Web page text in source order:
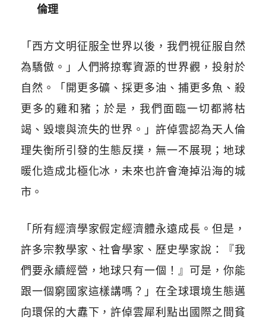
倫理
「西方文明征服全世界以後，我們視征服自然
為驕傲。」人們將掠奪資源的世界觀，投射於
自然。「開更多礦、採更多油、捕更多魚、殺
更多的雞和豬；於是，我們面臨一切都將枯
竭、毀壞與流失的世界。」許倬雲認為天人倫
理失衡所引發的生態反撲，無一不展現；地球
暖化造成北極化冰，未來也許會淹掉沿海的城
市。
「所有經濟學家假定經濟體永遠成長。但是，
許多宗教學家、社會學家、歷史學家說：『我
們要永續經營，地球只有一個！』可是，你能
跟一個窮國家這樣講嗎？」在全球環境生態邁
向環保的大纛下，許倬雲犀利點出國際之間貧